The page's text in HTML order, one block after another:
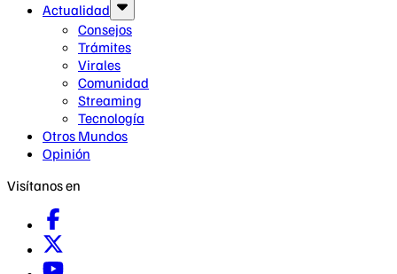
Actualidad
Consejos
Trámites
Virales
Comunidad
Streaming
Tecnología
Otros Mundos
Opinión
Visítanos en